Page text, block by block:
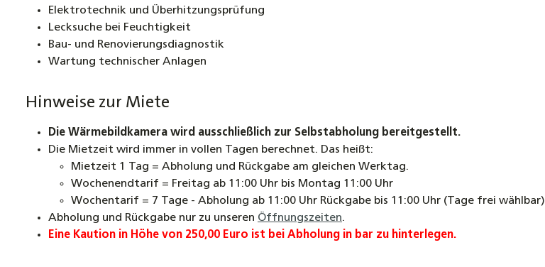
Elektrotechnik und Überhitzungsprüfung
Lecksuche bei Feuchtigkeit
Bau- und Renovierungsdiagnostik
Wartung technischer Anlagen
Hinweise zur Miete
Die Wärmebildkamera wird ausschließlich zur Selbstabholung bereitgestellt.
Die Mietzeit wird immer in vollen Tagen berechnet. Das heißt:
Mietzeit 1 Tag = Abholung und Rückgabe am gleichen Werktag.
Wochenendtarif = Freitag ab 11:00 Uhr bis Montag 11:00 Uhr
Wochentarif = 7 Tage - Abholung ab 11:00 Uhr Rückgabe bis 11:00 Uhr (Tage frei wählbar)
Abholung und Rückgabe nur zu unseren Öffnungszeiten.
Eine Kaution in Höhe von 250,00 Euro ist bei Abholung in bar zu hinterlegen.